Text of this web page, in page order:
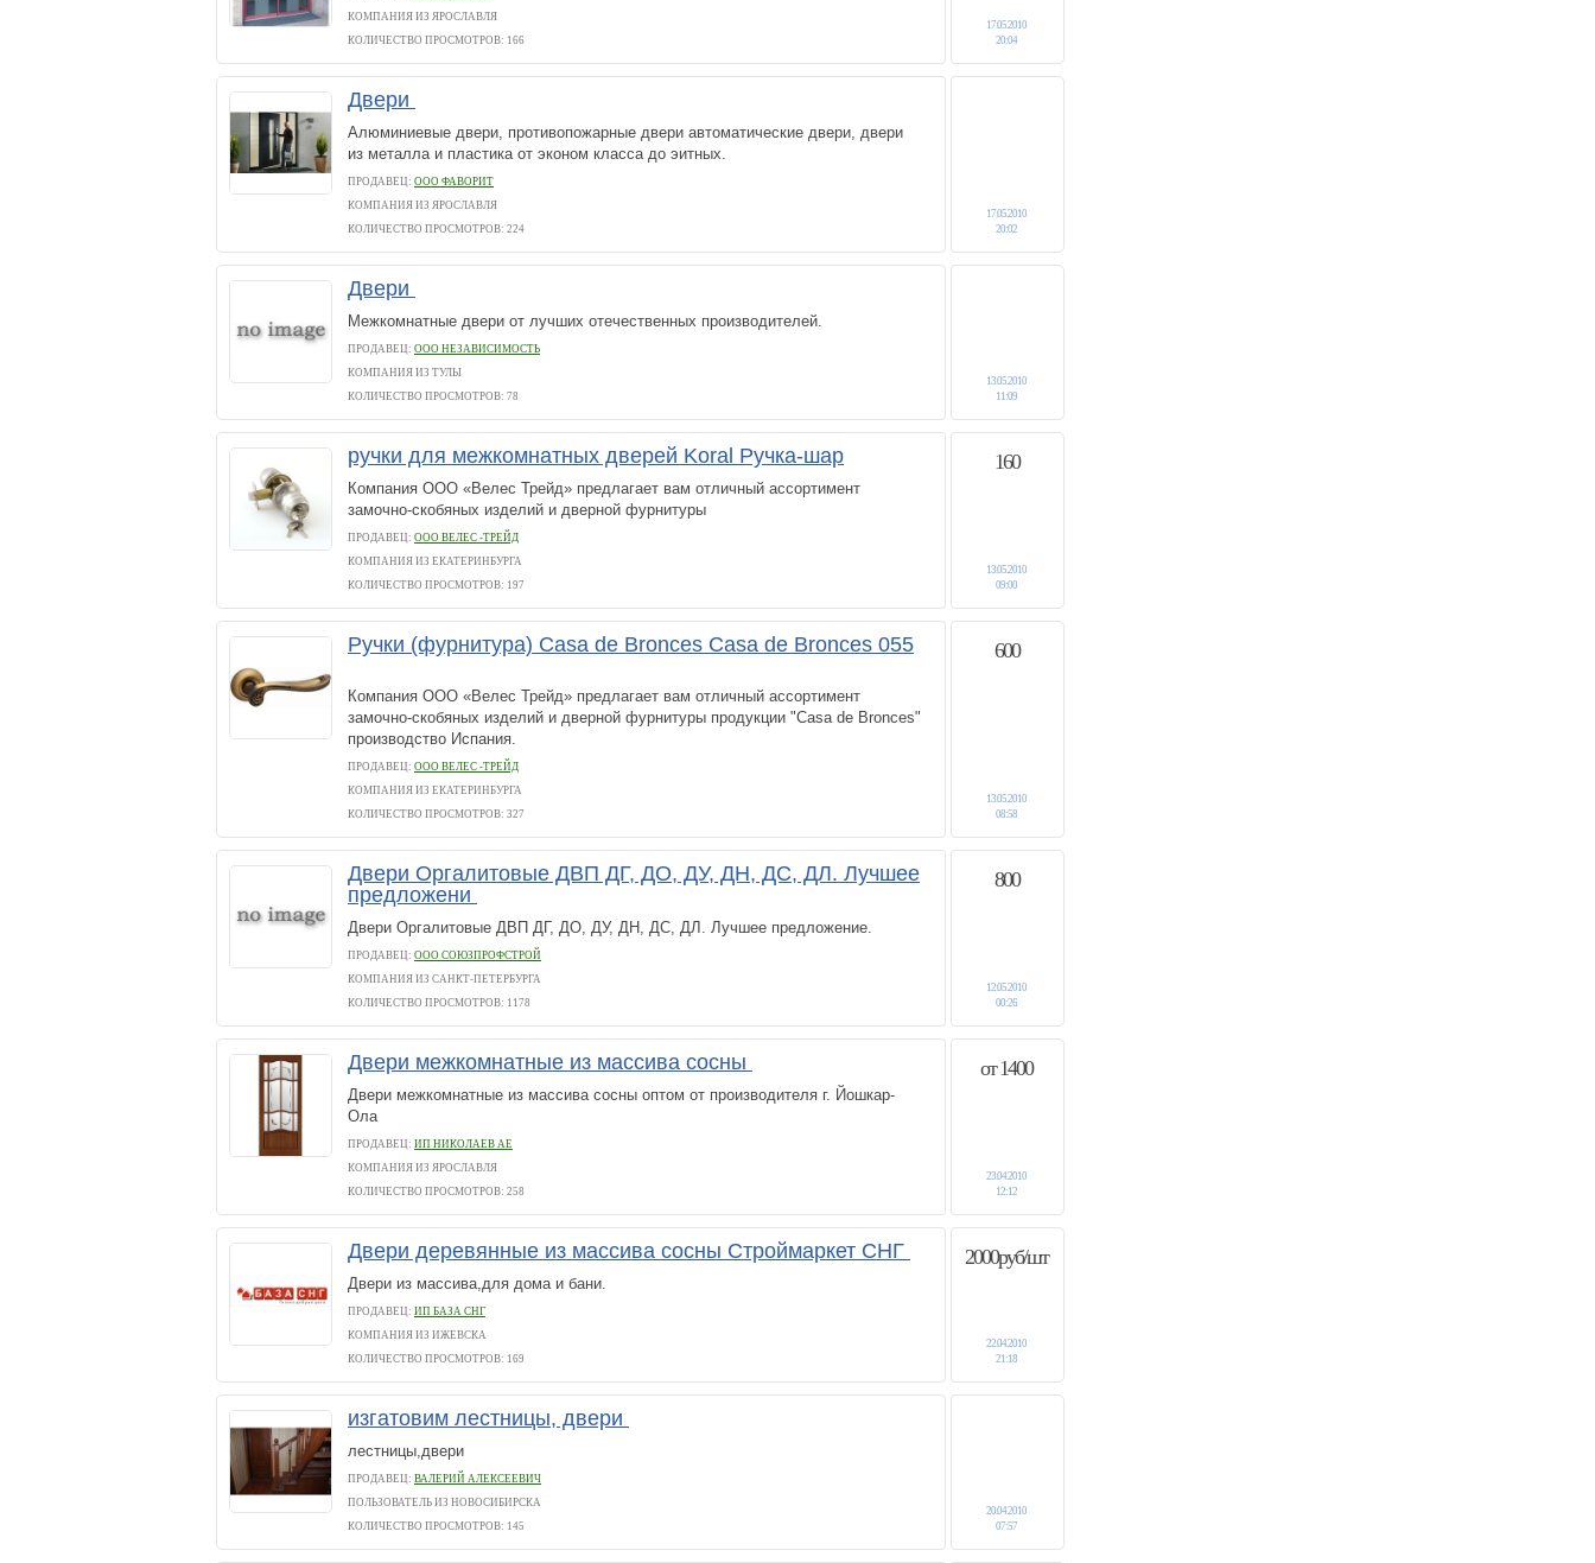
КОМПАНИЯ ИЗ ЯРОСЛАВЛЯ
КОЛИЧЕСТВО ПРОСМОТРОВ: 166
17.05.2010
20:04
Двери
Алюминиевые двери, противопожарные двери автоматические двери, двери
из металла и пластика от эконом класса до эитных.
ПРОДАВЕЦ: ООО ФАВОРИТ
КОМПАНИЯ ИЗ ЯРОСЛАВЛЯ
КОЛИЧЕСТВО ПРОСМОТРОВ: 224
17.05.2010
20:02
Двери
Межкомнатные двери от лучших отечественных производителей.
ПРОДАВЕЦ: ООО НЕЗАВИСИМОСТЬ
КОМПАНИЯ ИЗ ТУЛЫ
КОЛИЧЕСТВО ПРОСМОТРОВ: 78
13.05.2010
11:09
ручки для межкомнатных дверей Koral Ручка-шар
Компания ООО «Велес Трейд» предлагает вам отличный ассортимент
замочно-скобяных изделий и дверной фурнитуры
ПРОДАВЕЦ: ООО ВЕЛЕС -ТРЕЙД
КОМПАНИЯ ИЗ ЕКАТЕРИНБУРГА
КОЛИЧЕСТВО ПРОСМОТРОВ: 197
160
13.05.2010
09:00
Ручки (фурнитура) Casa de Bronces Casa de Bronces 055
Компания ООО «Велес Трейд» предлагает вам отличный ассортимент
замочно-скобяных изделий и дверной фурнитуры продукции "Casa de Bronces"
производство Испания.
ПРОДАВЕЦ: ООО ВЕЛЕС -ТРЕЙД
КОМПАНИЯ ИЗ ЕКАТЕРИНБУРГА
КОЛИЧЕСТВО ПРОСМОТРОВ: 327
600
13.05.2010
08:58
Двери Оргалитовые ДВП ДГ, ДО, ДУ, ДН, ДС, ДЛ. Лучшее
предложени
Двери Оргалитовые ДВП ДГ, ДО, ДУ, ДН, ДС, ДЛ. Лучшее предложение.
ПРОДАВЕЦ: ООО СОЮЗПРОФСТРОЙ
КОМПАНИЯ ИЗ САНКТ-ПЕТЕРБУРГА
КОЛИЧЕСТВО ПРОСМОТРОВ: 1178
800
12.05.2010
00:26
Двери межкомнатные из массива сосны
Двери межкомнатные из массива сосны оптом от производителя г. Йошкар-
Ола
ПРОДАВЕЦ: ИП НИКОЛАЕВ АЕ
КОМПАНИЯ ИЗ ЯРОСЛАВЛЯ
КОЛИЧЕСТВО ПРОСМОТРОВ: 258
от 1400
23.04.2010
12:12
Двери деревянные из массива сосны Строймаркет СНГ
Двери из массива,для дома и бани.
ПРОДАВЕЦ: ИП БАЗА СНГ
КОМПАНИЯ ИЗ ИЖЕВСКА
КОЛИЧЕСТВО ПРОСМОТРОВ: 169
2000руб/шт
22.04.2010
21:18
изгатовим лестницы, двери
лестницы,двери
ПРОДАВЕЦ: ВАЛЕРИЙ АЛЕКСЕЕВИЧ
ПОЛЬЗОВАТЕЛЬ ИЗ НОВОСИБИРСКА
КОЛИЧЕСТВО ПРОСМОТРОВ: 145
20.04.2010
07:57